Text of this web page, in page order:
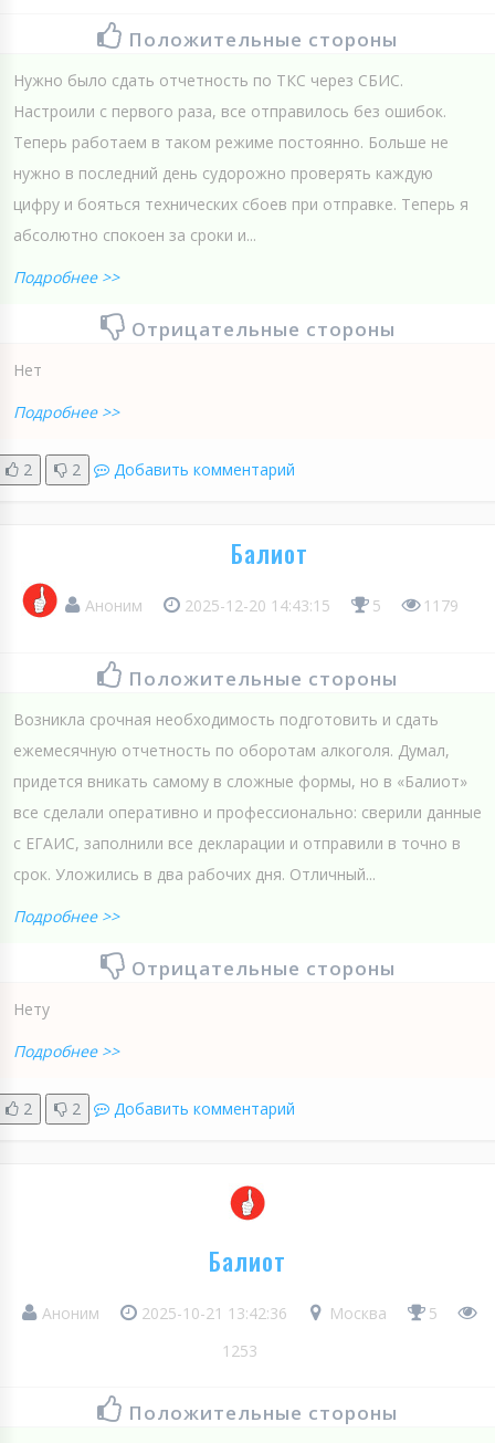
Положительные стороны
Нужно было сдать отчетность по ТКС через СБИС.
Настроили с первого раза, все отправилось без ошибок.
Теперь работаем в таком режиме постоянно. Больше не
нужно в последний день судорожно проверять каждую
цифру и бояться технических сбоев при отправке. Теперь я
абсолютно спокоен за сроки и...
Подробнее >>
Отрицательные стороны
Нет
Подробнее >>
2 2 Добавить комментарий
Балиот
Аноним 2025-12-20 14:43:15 5 1179
Положительные стороны
Возникла срочная необходимость подготовить и сдать
ежемесячную отчетность по оборотам алкоголя. Думал,
придется вникать самому в сложные формы, но в «Балиот»
все сделали оперативно и профессионально: сверили данные
с ЕГАИС, заполнили все декларации и отправили в точно в
срок. Уложились в два рабочих дня. Отличный...
Подробнее >>
Отрицательные стороны
Нету
Подробнее >>
2 2 Добавить комментарий
Балиот
Аноним 2025-10-21 13:42:36 Москва
5
1253
Положительные стороны